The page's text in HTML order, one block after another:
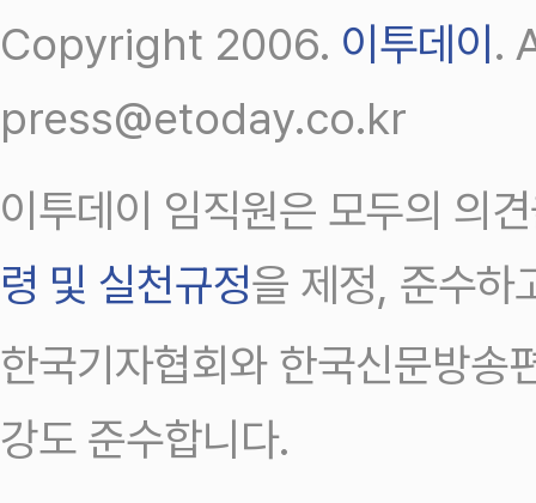
Copyright 2006. 이투데이 .
press@etoday.co.kr
이투데이 임직원은 모두의 의
령 및 실천규정을 제정, 준수하
한국기자협회와 한국신문방송
강도 준수합니다.